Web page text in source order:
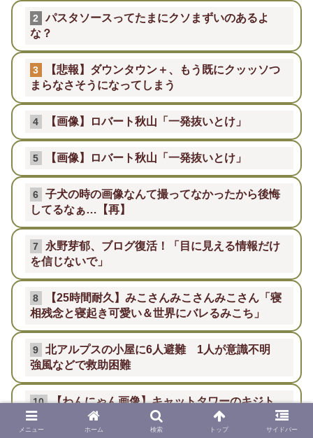
2
パスタソースってたまにクソまずいのあるよ
な？
3
【悲報】ダウンタウン＋、もう既にクッッソつ
まらなさそうになってしまう
4 【画像】ロバート秋山「一発抜いとけ」
5 【画像】ロバート秋山「一発抜いとけ」
6
子犬の時の画像なんて撮ってなかったから後悔
してるなぁ…【再】
7
永野芽郁、ブログ復活！「目に見える情報だけ
を信じないで」
8
【25時間耐久】みこさんみこさんみこさん「寝
相残念と寝起き可愛い＆世界にバレるみこち」
9
北アルプスの小屋に6人避難 1人が意識不明
強風などで救助困難
10 【わんにゃん画像】キャットタワーのキジト
ラ、ガラスの下から見るチャトラ、ごろごろハチ
ワレ ほか【再】
メニュー ホーム 検索 トップ サイドバー